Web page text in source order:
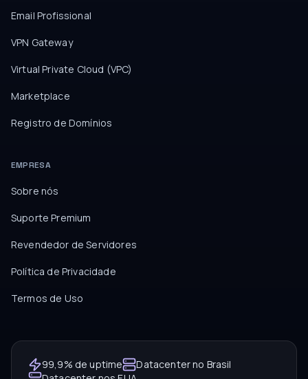
Email Profissional
VPN Gateway
Virtual Private Cloud (VPC)
Marketplace
Registro de Domínios
EMPRESA
Sobre nós
Suporte Premium
Revendedor de Servidores
Política de Privacidade
Termos de Uso
99,9% de uptime
Datacenter no Brasil